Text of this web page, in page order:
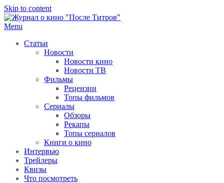
Skip to content
Menu
Статьи
Новости
Новости кино
Новости ТВ
Фильмы
Рецензии
Топы фильмов
Сериалы
Обзоры
Рекапы
Топы сериалов
Книги о кино
Интервью
Трейлеры
Квизы
Что посмотреть